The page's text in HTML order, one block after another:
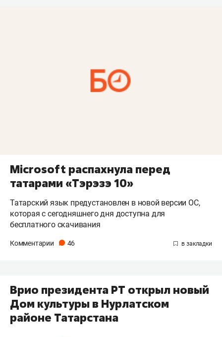
Microsoft распахнула перед
татарами «Тэрэзэ 10»
Татарский язык предустановлен в новой версии ОС,
которая с сегодняшнего дня доступна для
бесплатного скачивания
Комментарии 46
Врио президента РТ открыл новый
Дом культуры в Нурлатском
районе Татарстана